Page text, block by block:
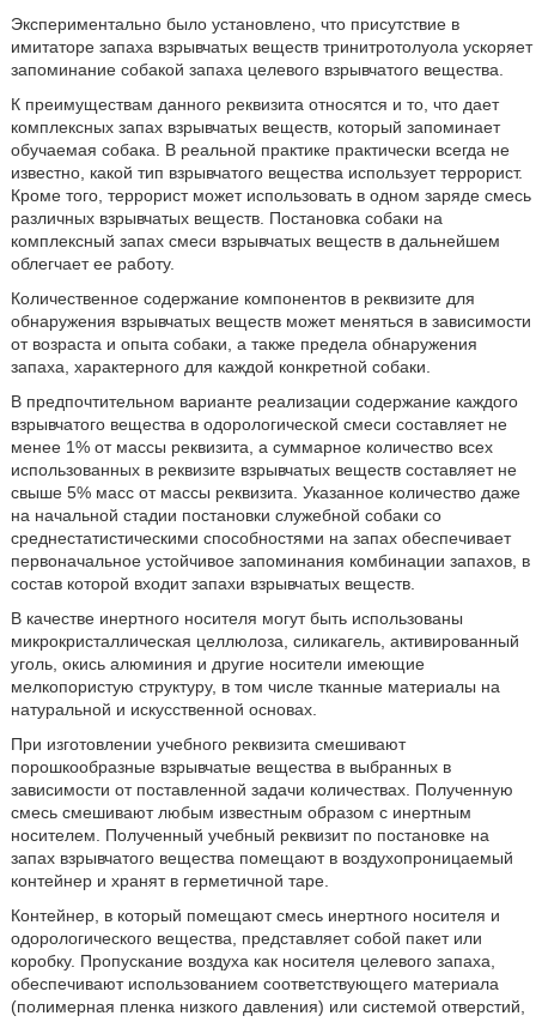
Экспериментально было установлено, что присутствие в
имитаторе запаха взрывчатых веществ тринитротолуола ускоряет
запоминание собакой запаха целевого взрывчатого вещества.
К преимуществам данного реквизита относятся и то, что дает
комплексных запах взрывчатых веществ, который запоминает
обучаемая собака. В реальной практике практически всегда не
известно, какой тип взрывчатого вещества использует террорист.
Кроме того, террорист может использовать в одном заряде смесь
различных взрывчатых веществ. Постановка собаки на
комплексный запах смеси взрывчатых веществ в дальнейшем
облегчает ее работу.
Количественное содержание компонентов в реквизите для
обнаружения взрывчатых веществ может меняться в зависимости
от возраста и опыта собаки, а также предела обнаружения
запаха, характерного для каждой конкретной собаки.
В предпочтительном варианте реализации содержание каждого
взрывчатого вещества в одорологической смеси составляет не
менее 1% от массы реквизита, а суммарное количество всех
использованных в реквизите взрывчатых веществ составляет не
свыше 5% масс от массы реквизита. Указанное количество даже
на начальной стадии постановки служебной собаки со
среднестатистическими способностями на запах обеспечивает
первоначальное устойчивое запоминания комбинации запахов, в
состав которой входит запахи взрывчатых веществ.
В качестве инертного носителя могут быть использованы
микрокристаллическая целлюлоза, силикагель, активированный
уголь, окись алюминия и другие носители имеющие
мелкопористую структуру, в том числе тканные материалы на
натуральной и искусственной основах.
При изготовлении учебного реквизита смешивают
порошкообразные взрывчатые вещества в выбранных в
зависимости от поставленной задачи количествах. Полученную
смесь смешивают любым известным образом с инертным
носителем. Полученный учебный реквизит по постановке на
запах взрывчатого вещества помещают в воздухопроницаемый
контейнер и хранят в герметичной таре.
Контейнер, в который помещают смесь инертного носителя и
одорологического вещества, представляет собой пакет или
коробку. Пропускание воздуха как носителя целевого запаха,
обеспечивают использованием соответствующего материала
(полимерная пленка низкого давления) или системой отверстий,